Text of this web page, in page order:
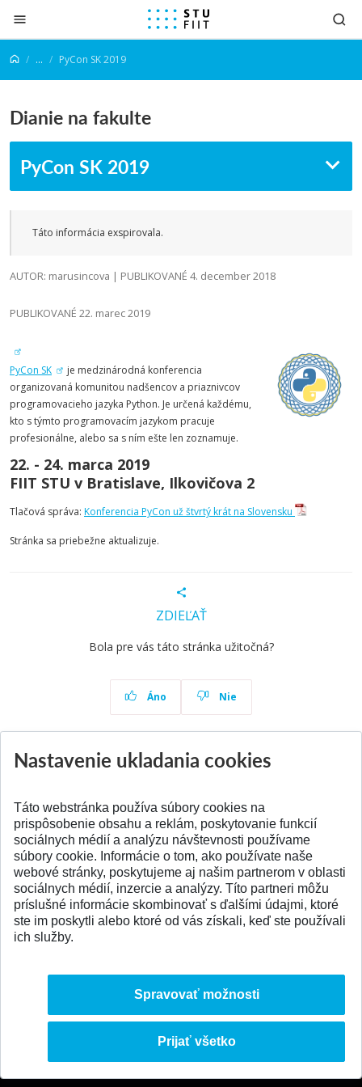
Prejsť na obsah
... PyCon SK 2019
Dianie na fakulte
PyCon SK 2019
Táto informácia exspirovala.
AUTOR: marusincova | PUBLIKOVANÉ 4. december 2018
PUBLIKOVANÉ 22. marec 2019
PyCon SK
je medzinárodná konferencia
organizovaná komunitou nadšencov a priaznivcov
programovacieho jazyka Python. Je určená každému,
kto s týmto programovacím jazykom pracuje
profesionálne, alebo sa s ním ešte len zoznamuje.
22. - 24. marca 2019
FIIT STU v Bratislave, Ilkovičova 2
Tlačová správa: Konferencia PyCon už štvrtý krát na Slovensku
Stránka sa priebežne aktualizuje.
ZDIEĽAŤ
Bola pre vás táto stránka užitočná?
Áno Nie
SPÄŤ NA VRCH
Nastavenie ukladania cookies
Táto webstránka používa súbory cookies na
prispôsobenie obsahu a reklám, poskytovanie funkcií
sociálnych médií a analýzu návštevnosti používame
súbory cookie. Informácie o tom, ako používate naše
webové stránky, poskytujeme aj našim partnerom v oblasti
sociálnych médií, inzercie a analýzy. Títo partneri môžu
príslušné informácie skombinovať s ďalšími údajmi, ktoré
ste im poskytli alebo ktoré od vás získali, keď ste používali
ich služby.
Spravovať možnosti
Prijať všetko